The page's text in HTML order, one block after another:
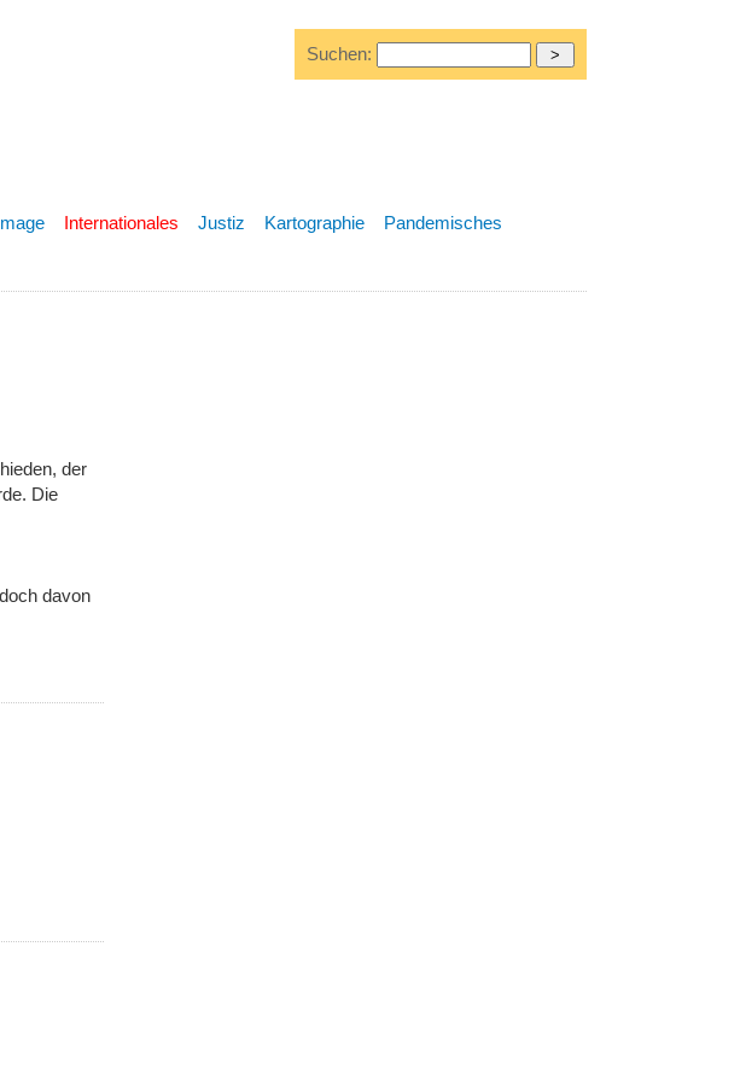
Suchen:
Internationales Justiz Kartographie
Pandemisches
der
Die
davon